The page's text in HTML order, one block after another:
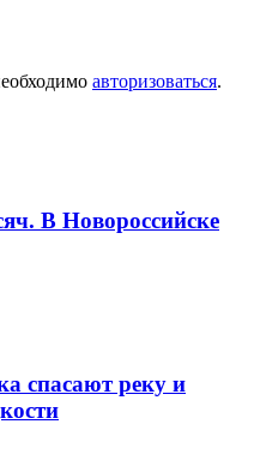
авторизоваться.
В Новороссийске
спасают реку и